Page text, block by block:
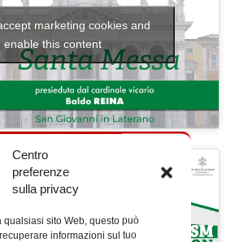
Centro
preferenze
sulla privacy
qualsiasi sito Web, questo può
informazioni sul tuo
marketing cookies and
enable this content
marketing cookies and